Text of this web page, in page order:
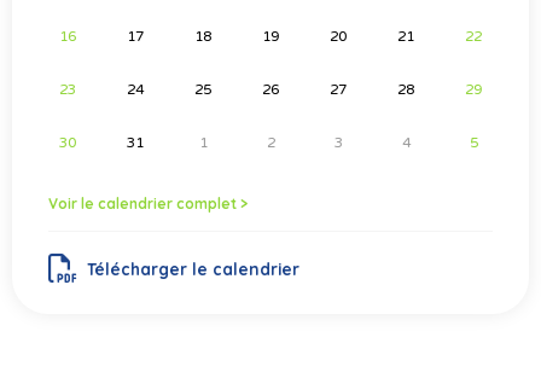
16 17 18 19 20 21 22
23 24 25 26 27 28 29
30 31 1 2 3 4 5
Voir le calendrier complet >
Télécharger le calendrier